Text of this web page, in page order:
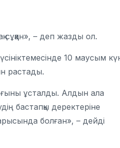
сұққан», – деп жазды ол.
10 маусым
растады.
ұсталды. Алдын ала
бастапқы деректеріне
болған», – дейді